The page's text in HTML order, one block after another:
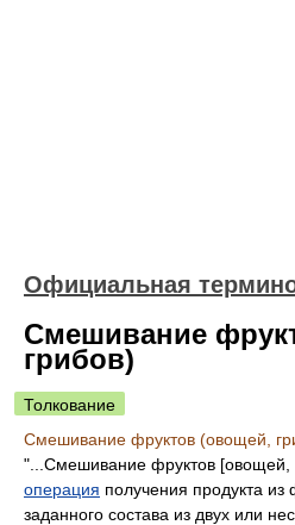
Официальная
Смешивание
грибов)
Толкование
Смешивание фруктов (овощей,
"...Смешивание фруктов [овощей,
операция получения продукта
заданного состава из двух или